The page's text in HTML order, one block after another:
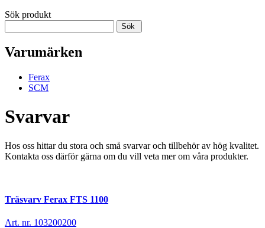
Sök produkt
Sök
Varumärken
Ferax
SCM
Svarvar
Hos oss hittar du stora och små svarvar och tillbehör av hög kvalitet.
Kontakta oss därför gärna om du vill veta mer om våra produkter.
Träsvarv Ferax FTS 1100
Art. nr. 103200200